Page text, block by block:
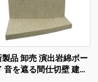
製品 卸売 演出岩綿ボー
音を遮る間仕切壁 建築